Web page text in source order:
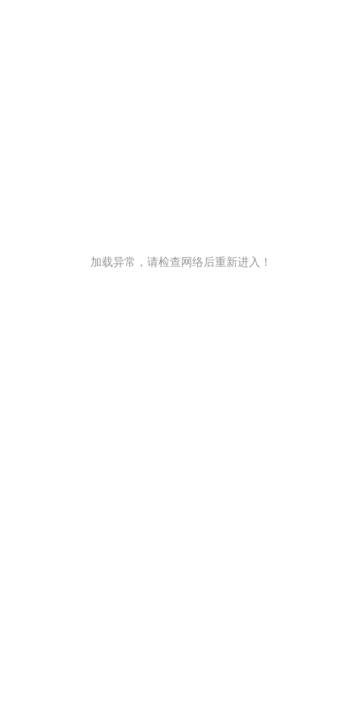
加载异常，请检查网络后重新进入！